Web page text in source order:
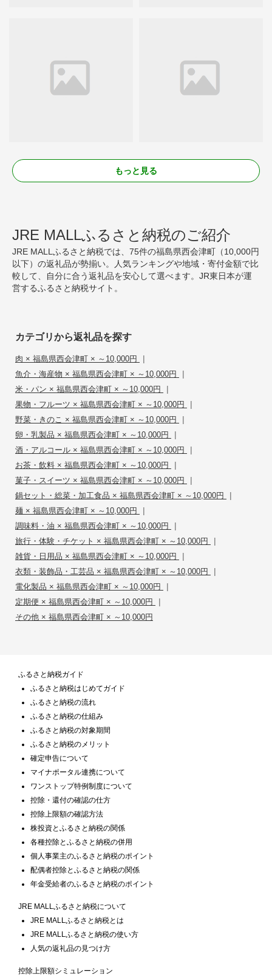
もっと見る
JRE MALLふるさと納税のご紹介
JRE MALLふるさと納税では、75件の福島県西会津町（10,000円
以下）の返礼品が勢揃い。人気ランキングや地域・寄付金額で比
較して、自分に合う返礼品を安心して選べます。JR東日本が運
営するふるさと納税サイト。
カテゴリから返礼品を探す
肉 × 福島県西会津町 × ～10,000円 |
魚介・海産物 × 福島県西会津町 × ～10,000円 |
米・パン × 福島県西会津町 × ～10,000円 |
果物・フルーツ × 福島県西会津町 × ～10,000円 |
野菜・きのこ × 福島県西会津町 × ～10,000円 |
卵・乳製品 × 福島県西会津町 × ～10,000円 |
酒・アルコール × 福島県西会津町 × ～10,000円 |
お茶・飲料 × 福島県西会津町 × ～10,000円 |
菓子・スイーツ × 福島県西会津町 × ～10,000円 |
鍋セット・総菜・加工食品 × 福島県西会津町 × ～10,000円 |
麺 × 福島県西会津町 × ～10,000円 |
調味料・油 × 福島県西会津町 × ～10,000円 |
旅行・体験・チケット × 福島県西会津町 × ～10,000円 |
雑貨・日用品 × 福島県西会津町 × ～10,000円 |
衣類・装飾品・工芸品 × 福島県西会津町 × ～10,000円 |
電化製品 × 福島県西会津町 × ～10,000円 |
定期便 × 福島県西会津町 × ～10,000円 |
その他 × 福島県西会津町 × ～10,000円
ふるさと納税ガイド
ふるさと納税はじめてガイド
ふるさと納税の流れ
ふるさと納税の仕組み
ふるさと納税の対象期間
ふるさと納税のメリット
確定申告について
マイナポータル連携について
ワンストップ特例制度について
控除・還付の確認の仕方
控除上限額の確認方法
株投資とふるさと納税の関係
各種控除とふるさと納税の併用
個人事業主のふるさと納税のポイント
配偶者控除とふるさと納税の関係
年金受給者のふるさと納税のポイント
JRE MALLふるさと納税について
JRE MALLふるさと納税とは
JRE MALLふるさと納税の使い方
人気の返礼品の見つけ方
控除上限額シミュレーション